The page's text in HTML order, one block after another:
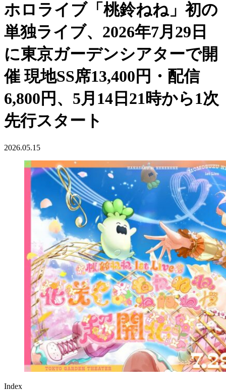
ホロライブ「桃鈴ねね」初の
単独ライブ、2026年7月29日
に東京ガーデンシアターで開
催 現地SS席13,400円・配信
6,800円、5月14日21時から1次
先行スタート
2026.05.15
Index